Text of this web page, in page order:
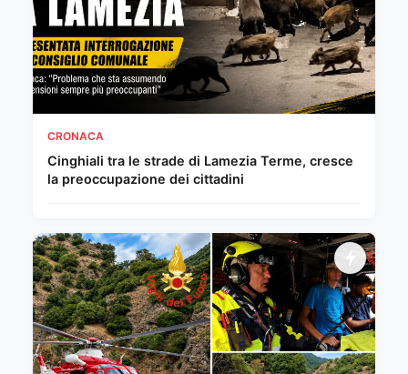
CRONACA
Cinghiali tra le strade di Lamezia Terme, cresce
la preoccupazione dei cittadini